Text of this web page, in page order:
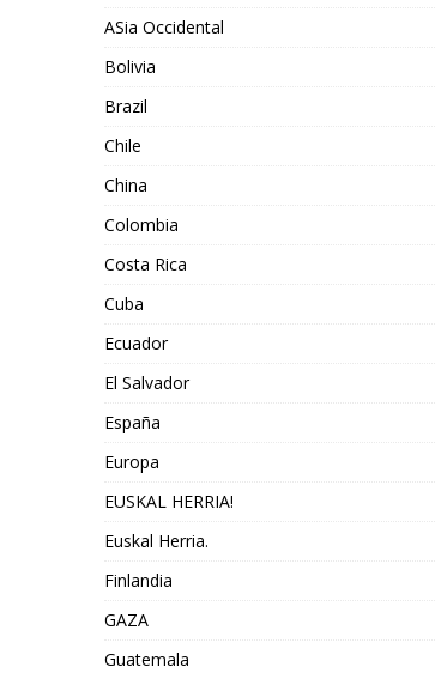
ASia Occidental
Bolivia
Brazil
Chile
China
Colombia
Costa Rica
Cuba
Ecuador
El Salvador
España
Europa
EUSKAL HERRIA!
Euskal Herria.
Finlandia
GAZA
Guatemala